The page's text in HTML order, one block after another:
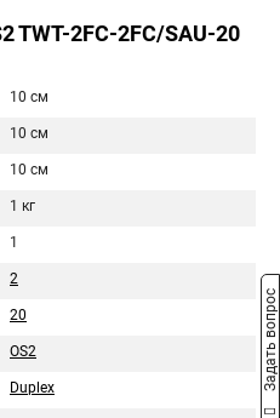
TWT-2FC-2FC/SAU-20
10 см
10 см
10 см
1 кг
1
2
20
OS2
Duplex Задать вопрос